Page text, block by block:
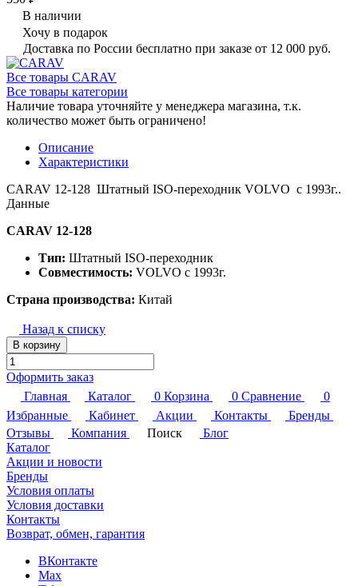
В наличии
Хочу в подарок
Доставка по России бесплатно при заказе от 12 000 руб.
Все товары CARAV
Все товары категории
Наличие товара уточняйте у менеджера магазина, т.к.
количество может быть ограничено!
Описание
Характеристики
CARAV 12-128 Штатный ISO-переходник VOLVO c 1993г..
Данные
CARAV 12-128
Тип: Штатный ISO-переходник
Совместимость: VOLVO c 1993г.
Страна производства: Китай
Назад к списку
В корзину
Оформить заказ
Главная
Каталог 0 Корзина 0 Сравнение
0
Избранные
Кабинет Акции Контакты
Бренды
Отзывы
Компания Поиск
Блог
Каталог
Акции и новости
Бренды
Условия оплаты
Условия доставки
Контакты
Возврат, обмен, гарантия
ВКонтакте
Max